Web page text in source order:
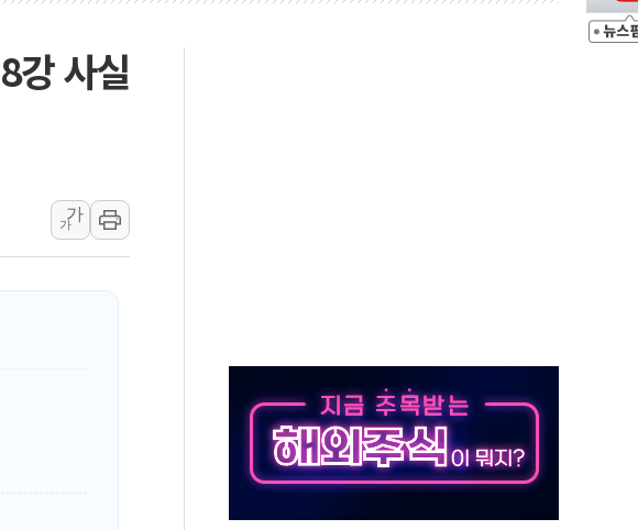
피스 78%가 준공 10년 이상…리뉴얼이 경쟁력 가른다
전 봐주기 감사' 유병호 구속적부심 기각
, '양평' 원희룡 2차 조사…'당정대 회의' 한동훈·방기선 수사도 속도
기상 '입추'에 폭염 절정…서울 한낮 39도
강 사실
가
가